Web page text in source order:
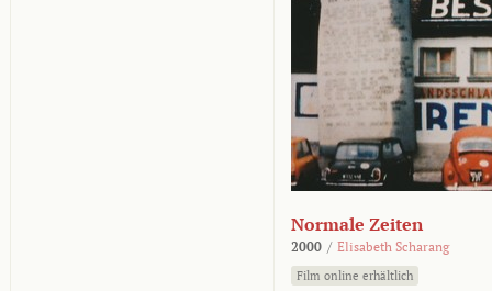
Normale Zeiten
2000 / Elisabeth Scharang
Film online erhältlich